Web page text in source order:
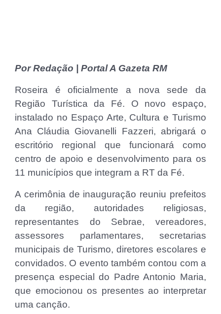
Por Redação | Portal A Gazeta RM
Roseira é oficialmente a nova sede da
Região Turística da Fé. O novo espaço,
instalado no Espaço Arte, Cultura e Turismo
Ana Cláudia Giovanelli Fazzeri, abrigará o
escritório regional que funcionará como
centro de apoio e desenvolvimento para os
11 municípios que integram a RT da Fé.
A cerimônia de inauguração reuniu prefeitos
da região, autoridades religiosas,
representantes do Sebrae, vereadores,
assessores parlamentares, secretarias
municipais de Turismo, diretores escolares e
convidados. O evento também contou com a
presença especial do Padre Antonio Maria,
que emocionou os presentes ao interpretar
uma canção.